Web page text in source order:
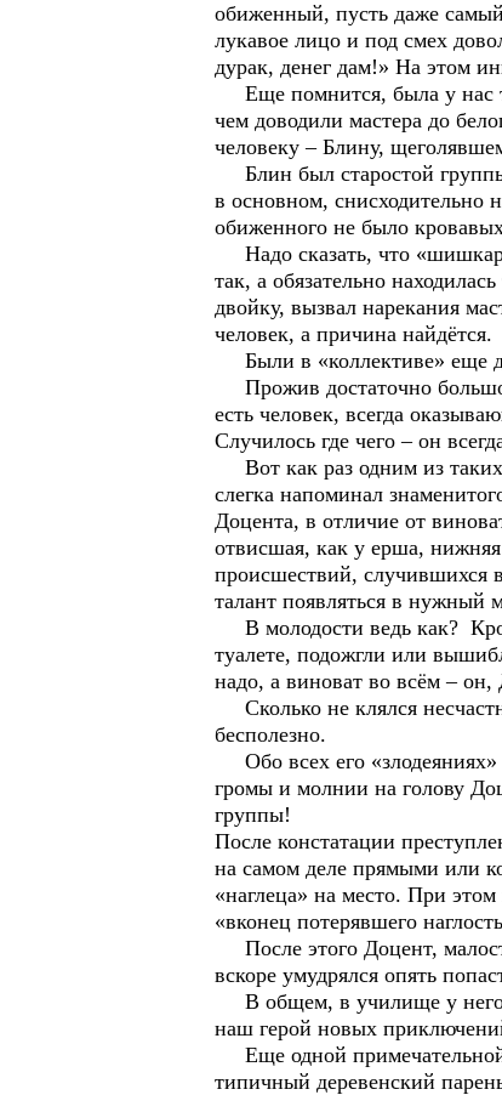
обиженный, пусть даже
лукавое лицо и под смех
дурак, денег дам!» На этом
Еще помнится, была у нас
чем доводили мастера до
человеку – Блину,
Блин был старостой группы
в основном, снисходительно
обиженного не было
Надо сказать, что
так, а обязательно
двойку, вызвал нарекания
человек, а причина найдётся.
Были в «коллективе» еще
Прожив достаточно
есть человек, всегда
Случилось где чего – он
Вот как раз одним из таких
слегка напоминал
Доцента, в отличие от
отвисшая, как у ерша, нижняя
происшествий, случившихся
талант появляться в нужный
В молодости ведь как?
туалете, подожгли или
надо, а виноват во всём – он,
Сколько не клялся
бесполезно.
Обо всех его «злодеяниях»
громы и молнии на голову
группы!
После констатации
на самом деле прямыми или
«наглеца» на место. При
«вконец потерявшего
После этого Доцент,
вскоре умудрялся опять
В общем, в училище у него,
наш герой новых
Еще одной примечательной
типичный деревенский